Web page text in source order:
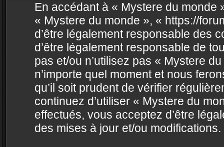
En accédant à « Mystere du monde
« Mystere du monde », « https://
d’être légalement responsable des
d’être légalement responsable de
pas et/ou n’utilisez pas « Mystere
n’importe quel moment et nous
qu’il soit prudent de vérifier
continuez d’utiliser « Mystere du
effectués, vous acceptez d’être
des mises à jour et/ou modifications.